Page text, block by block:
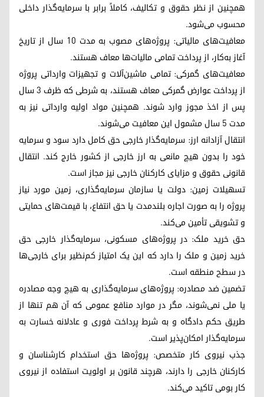
همچنین از نظر حقوق و تکالیف، کاملاً برابر با سرمایه‌گذار داخلی
محسوب می‌شود.
معافیت‌های مالیاتی: پروژه‌های مصوب به مدت ۱۰ سال از تاریخ
آغاز به‌کار، از پرداخت تمامی مالیات‌ها معاف هستند.
معافیت‌های گمرکی: تمامی ماشین‌آلات و تجهیزات وارداتی پروژه
از پرداخت عوارض گمرکی معاف هستند، به شرطی که ظرف ۳ سال
پس از اخذ مجوز وارد شوند. همچنین مواد اولیه وارداتی نیز به
مدت ۵ سال مشمول این معافیت می‌شوند.
انتقال آزادانه ارز: سرمایه‌گذار خارجی حق کامل دارد سود و سرمایه
خود را بدون هیچ مانعی به ارز خارجی از کشور خارج کند. انتقال
قانونی حقوق و مزایای کارکنان خارجی نیز مجاز است.
تسهیلات زمین: دولت یا سازمان سرمایه‌گذاری، زمین مورد نیاز
پروژه را به صورت اجاره بلندمدت یا حق انتفاع، با قیمت‌های حمایتی
و تشویقی تأمین می‌کند.
حق خرید ملک: در پروژه‌های مسکونی، سرمایه‌گذار خارجی حق
خرید زمین و ملک را دارد که این یک امتیاز کم‌نظیر برای خارجی‌ها
در سطح منطقه است.
تضمین ضد مصادره: پروژه‌های سرمایه‌گذاری به هیچ وجه مصادره
یا ملی نمی‌شوند، مگر در موارد منافع عمومی که آن هم تنها از
طریق حکم دادگاه و به شرط پرداخت فوری و عادلانه خسارت به
سرمایه‌گذار امکان‌پذیر است.
جذب نیروی کار متخصص: پروژه‌ها حق استخدام کارشناسان و
کارکنان خارجی را دارند، هرچند قانون بر اولویت استفاده از نیروی
کار بومی تاکید می‌کند.